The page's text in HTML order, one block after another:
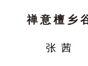
禅 意 檀 乡
张 茜